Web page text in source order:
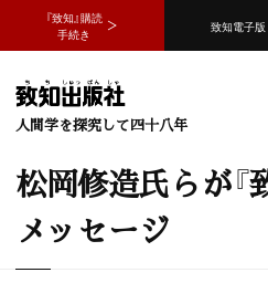
『致知』購読
手続き
致知電子版
人間学を探究して四十八年
松岡修造氏らが『
メッセージ